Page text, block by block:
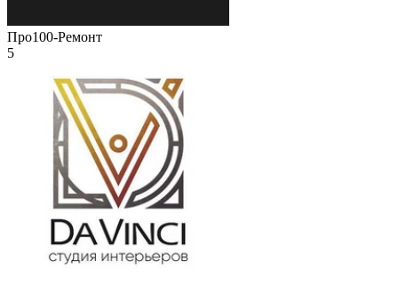
Про100-Ремонт
5